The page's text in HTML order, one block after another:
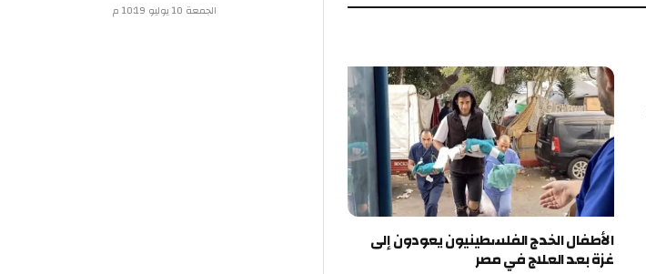
الأطفال الخدج الفلسطينيون يعودون إلى
غزة بعد العلاج في مصر
الجمعة 10 يوليو 10:19 م